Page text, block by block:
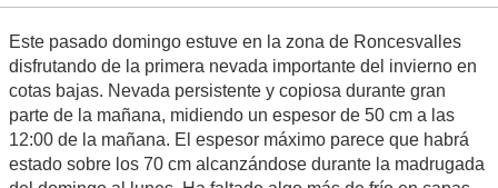
Este pasado domingo estuve en la zona de Roncesvalles
disfrutando de la primera nevada importante del invierno en
cotas bajas. Nevada persistente y copiosa durante gran
parte de la mañana, midiendo un espesor de 50 cm a las
12:00 de la mañana. El espesor máximo parece que habrá
estado sobre los 70 cm alcanzándose durante la madrugada